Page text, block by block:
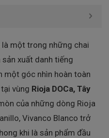
là một trong những chai
xuất danh tiếng
một góc nhìn hoàn toàn
vùng Rioja DOCa, Tây
của những dòng Rioja
Vivanco Blanco trở
khi là sản phẩm đầu